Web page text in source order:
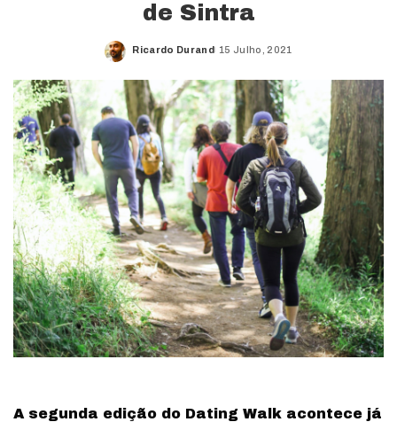
de Sintra
Posted
Ricardo Durand 15 Julho, 2021
A segunda edição do Dating Walk acontece já